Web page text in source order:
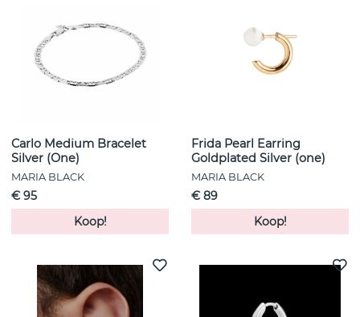
Carlo Medium Bracelet
Silver (One)
MARIA BLACK
€ 95
Koop!
Frida Pearl Earring
Goldplated Silver (one)
MARIA BLACK
€ 89
Koop!